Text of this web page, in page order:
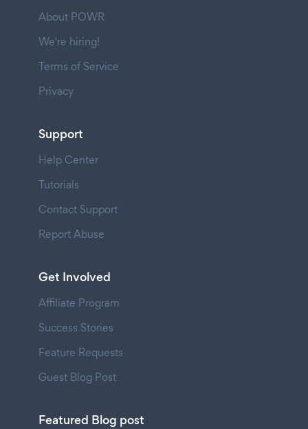
About POWR
We're hiring!
Terms of Service
Privacy
Support
Help Center
Tutorials
Contact Support
Report Abuse
Get Involved
Affiliate Program
Success Stories
Feature Requests
Guest Blog Post
Featured Blog post